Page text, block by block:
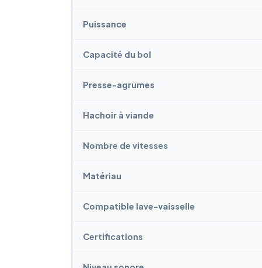
Puissance
Capacité du bol
Presse-agrumes
Hachoir à viande
Nombre de vitesses
Matériau
Compatible lave-vaisselle
Certifications